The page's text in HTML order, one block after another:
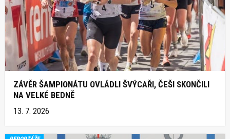
ZÁVĚR ŠAMPIONÁTU OVLÁDLI ŠVÝCAŘI, ČEŠI SKONČILI
NA VELKÉ BEDNĚ
13. 7. 2026